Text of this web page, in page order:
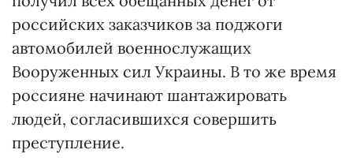
российских заказчиков за поджоги
автомобилей военнослужащих
Вооруженных сил Украины. В то же время
россияне начинают шантажировать
людей, согласившихся совершить
преступление.